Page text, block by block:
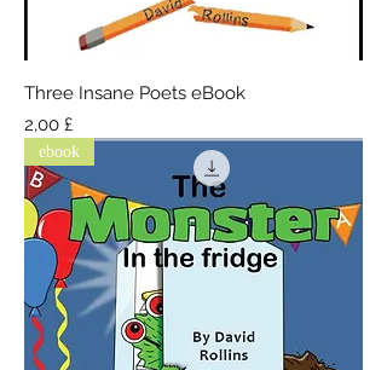
Three Insane Poets eBook
Τιμή
2,00 £
ebook